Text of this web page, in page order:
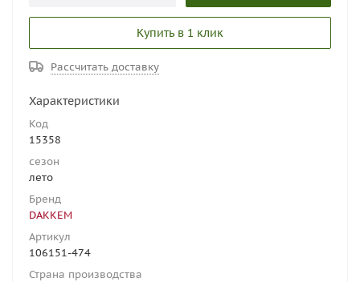
Купить в 1 клик
Рассчитать доставку
Характеристики
Код
15358
сезон
лето
Бренд
DAKKEM
Артикул
106151-474
Страна производства